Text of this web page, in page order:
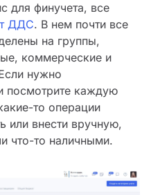
для финучета, все
ДДС. В нем почти все
на группы,
коммерческие и
нужно
посмотрите каждую
то операции
или внести вручную,
что-то наличными.